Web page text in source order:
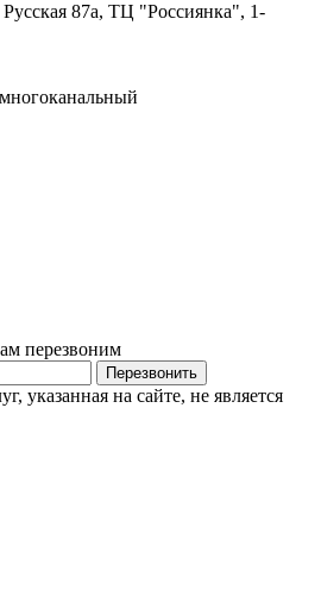
Русская 87а, ТЦ "Россиянка", 1-
перезвоним
Перезвонить
указанная на сайте, не является